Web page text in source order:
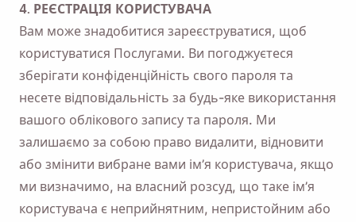
4. РЕЄСТРАЦІЯ КОРИСТУВАЧА
Вам може знадобитися зареєструватися, щоб
користуватися Послугами. Ви погоджуєтеся
зберігати конфіденційність свого пароля та
несете відповідальність за будь-яке використання
вашого облікового запису та пароля. Ми
залишаємо за собою право видалити, відновити
або змінити вибране вами ім’я користувача, якщо
ми визначимо, на власний розсуд, що таке ім’я
користувача є неприйнятним, непристойним або